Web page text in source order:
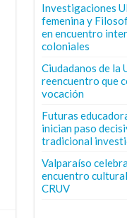
Investigaciones
femenina y
en encuentro
coloniales
Ciudadanos de la
reencuentro que
vocación
Futuras
inician paso
tradicional
Valparaíso
encuentro
CRUV